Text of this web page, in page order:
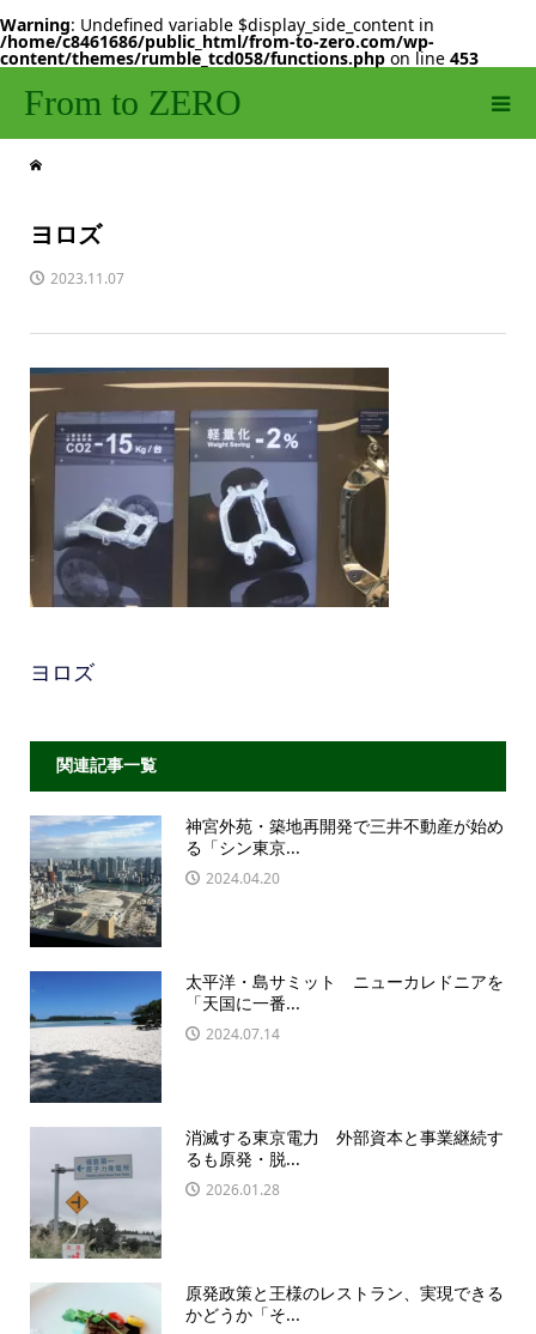
Warning: Undefined variable $display_side_content in
/home/c8461686/public_html/from-to-zero.com/wp-
content/themes/rumble_tcd058/functions.php on line 453
From to ZERO
ヨロズ
2023.11.07
ヨロズ
関連記事一覧
神宮外苑・築地再開発で三井不動産が始め
る「シン東京...
2024.04.20
太平洋・島サミット ニューカレドニアを
「天国に一番...
2024.07.14
消滅する東京電力 外部資本と事業継続す
るも原発・脱...
2026.01.28
原発政策と王様のレストラン、実現できる
かどうか「そ...